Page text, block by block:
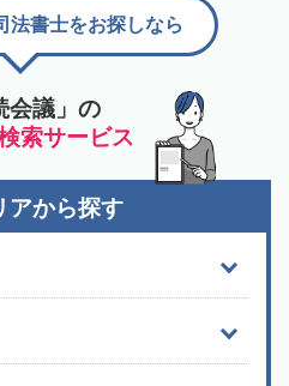
会議」の
索サービス
法書士をお探しなら
アから探す